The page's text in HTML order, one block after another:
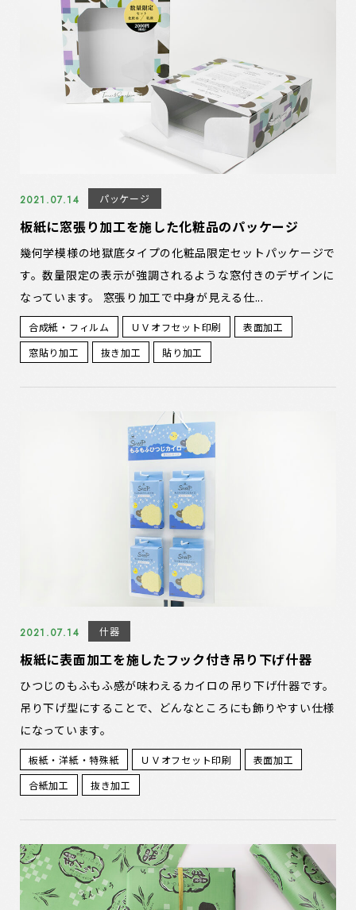
2021.07.14 パッケージ
板紙に窓張り加工を施した化粧品のパッケージ
幾何学模様の地獄底タイプの化粧品限定セットパッケージで
す。数量限定の表示が強調されるような窓付きのデザインに
なっています。 窓張り加工で中身が見える仕...
合成紙・フィルム ＵＶオフセット印刷
表面加工
窓貼り加工
抜き加工 貼り加工
2021.07.14 什器
板紙に表面加工を施したフック付き吊り下げ什器
ひつじのもふもふ感が味わえるカイロの吊り下げ什器です。
吊り下げ型にすることで、どんなところにも飾りやすい仕様
になっています。
板紙・洋紙・特殊紙 ＵＶオフセット印刷
表面加工
合紙加工
抜き加工